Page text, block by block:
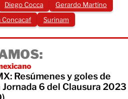
Diego Cocca
Gerardo Martino
Concacaf
Surinam
Resúmenes y goles de
6 del Clausura 2023